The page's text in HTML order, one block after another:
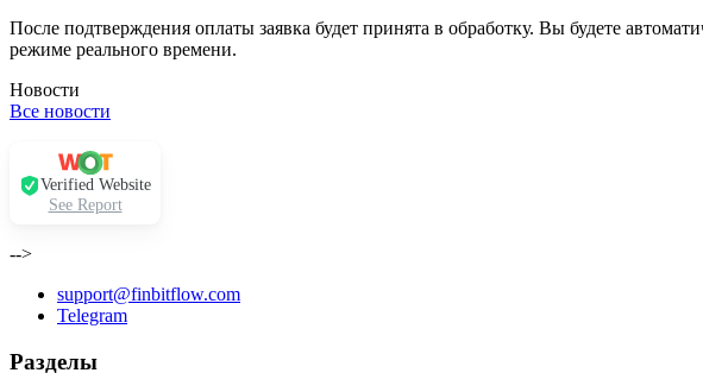
После подтверждения оплаты заявка будет принята в обработку. Вы будете
режиме реального времени.
Новости
Все новости
Verified Website
See Report
-->
support@finbitflow.com
Telegram
Разделы